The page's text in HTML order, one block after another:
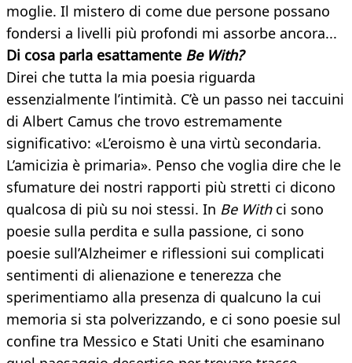
moglie. Il mistero di come due persone possano
fondersi a livelli più profondi mi assorbe ancora...
Di cosa parla esattamente Be With?
Direi che tutta la mia poesia riguarda
essenzialmente l’intimità. C’è un passo nei taccuini
di Albert Camus che trovo estremamente
significativo: «L’eroismo è una virtù secondaria.
L’amicizia è primaria». Penso che voglia dire che le
sfumature dei nostri rapporti più stretti ci dicono
qualcosa di più su noi stessi. In Be Withci sono
poesie sulla perdita e sulla passione, ci sono
poesie sull’Alzheimer e riflessioni sui complicati
sentimenti di alienazione e tenerezza che
sperimentiamo alla presenza di qualcuno la cui
memoria si sta polverizzando, e ci sono poesie sul
confine tra Messico e Stati Uniti che esaminano